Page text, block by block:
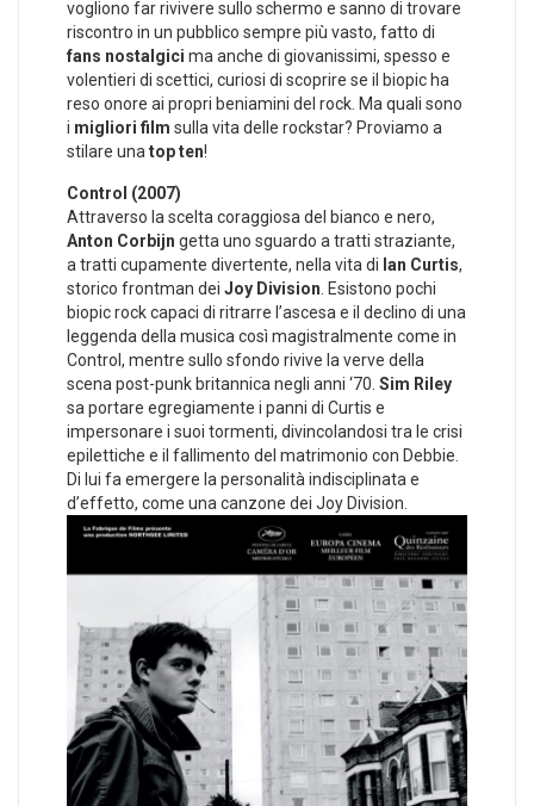
vogliono far rivivere sullo schermo e sanno di trovare
riscontro in un pubblico sempre più vasto, fatto di
fans nostalgici ma anche di giovanissimi, spesso e
volentieri di scettici, curiosi di scoprire se il biopic ha
reso onore ai propri beniamini del rock. Ma quali sono
i migliori film sulla vita delle rockstar? Proviamo a
stilare unatop ten!
Control (2007)
Attraverso la scelta coraggiosa del bianco e nero,
Anton Corbijn getta uno sguardo a tratti straziante,
a tratti cupamente divertente, nella vita di Ian Curtis,
storico frontman dei Joy Division. Esistono pochi
biopic rock capaci di ritrarre l’ascesa e il declino di una
leggenda della musica così magistralmente come in
Control, mentre sullo sfondo rivive la verve della
scena post-punk britannica negli anni ‘70. Sim Riley
sa portare egregiamente i panni di Curtis e
impersonare i suoi tormenti, divincolandosi tra le crisi
epilettiche e il fallimento del matrimonio con Debbie.
Di lui fa emergere la personalità indisciplinata e
d’effetto, come una canzone dei Joy Division.